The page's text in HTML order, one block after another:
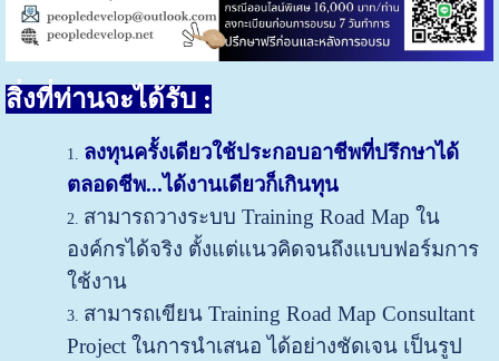
สิ่งที่ท่านจะได้รับ :
ลงทุนครั้งเดียวใช้ประกอบอาชีพที่ปรึกษาได้
ตลอดชีพ...ได้งานเดียวก็เกินทุน
สามารถวางระบบ Training Road Map ใน
องค์กรได้จริง ตั้งแต่แนวคิดจนถึงแบบฟอร์มการ
ใช้งาน
สามารถเขียน Training Road Map Consultant
Project ในการนำเสนอ ได้อย่างชัดเจน เป็นรูป